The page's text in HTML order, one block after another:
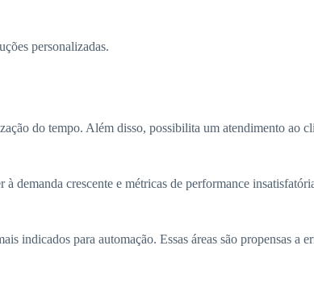
personalizadas.
do tempo. Além disso, possibilita um atendimento ao
crescente e métricas de performance
indicados para automação. Essas áreas são propensas a